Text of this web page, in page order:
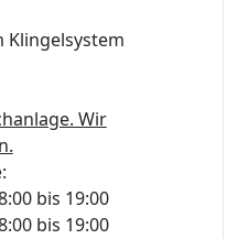
Klingelsystem
Wir
bis 19:00
bis 19:00